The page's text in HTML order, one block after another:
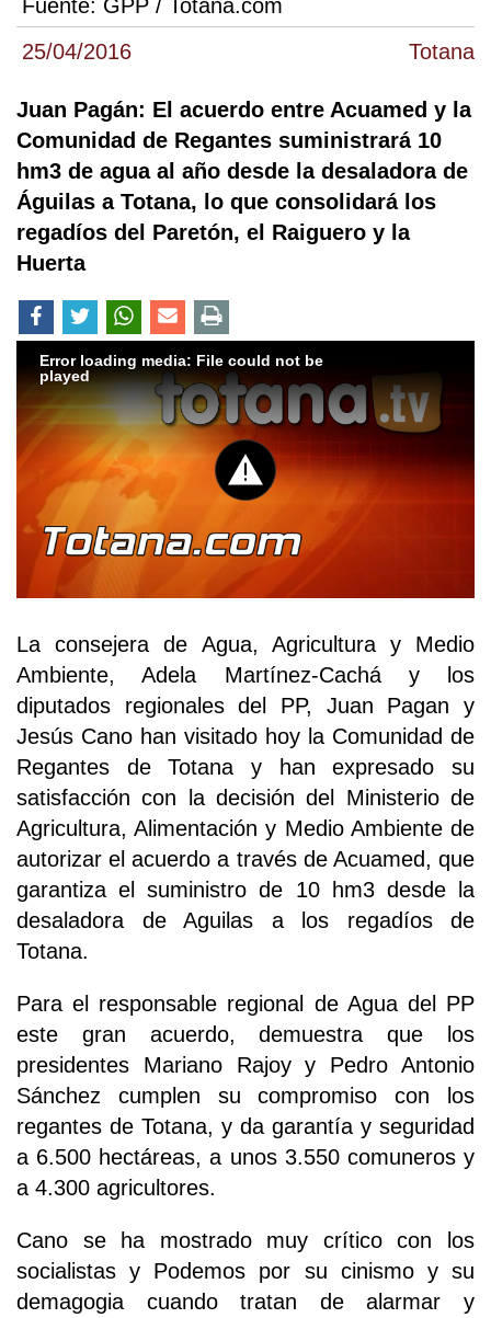
25/04/2016 Totana
Fuente: GPP / Totana.com
Juan Pagán: El acuerdo entre Acuamed y la
Comunidad de Regantes suministrará 10
hm3 de agua al año desde la desaladora de
Águilas a Totana, lo que consolidará los
regadíos del Paretón, el Raiguero y la
Huerta
Error loading media: File could not be
played
La consejera de Agua, Agricultura y Medio
Ambiente, Adela Martínez-Cachá y los
diputados regionales del PP, Juan Pagan y
Jesús Cano han visitado hoy la Comunidad de
Regantes de Totana y han expresado su
satisfacción con la decisión del Ministerio de
Agricultura, Alimentación y Medio Ambiente de
autorizar el acuerdo a través de Acuamed, que
garantiza el suministro de 10 hm3 desde la
desaladora de Aguilas a los regadíos de
Totana.
Para el responsable regional de Agua del PP
este gran acuerdo, demuestra que los
presidentes Mariano Rajoy y Pedro Antonio
Sánchez cumplen su compromiso con los
regantes de Totana, y da garantía y seguridad
a 6.500 hectáreas, a unos 3.550 comuneros y
a 4.300 agricultores.
Cano se ha mostrado muy crítico con los
socialistas y Podemos por su cinismo y su
demagogia cuando tratan de alarmar y